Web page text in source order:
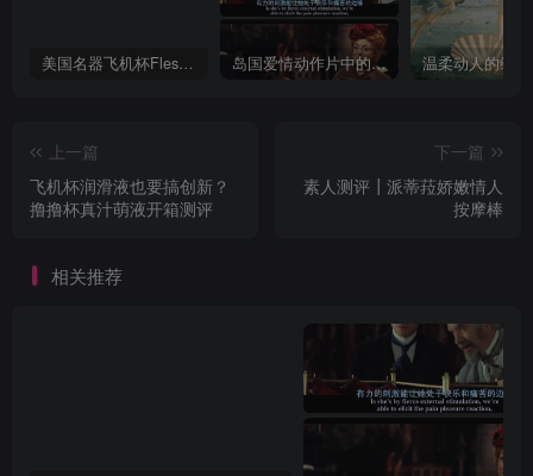
美国名器飞机杯Fleshlight 【Quickshot-Vantage 双头飞机杯】完全评测 岛国爱情动作片中的AV棒到底有多猛？成人用品震动棒的发展史！
上一篇
飞机杯润滑液也要搞创新？
撸撸杯真汁萌液开箱测评
下一篇
素人测评┃派蒂菈娇嫩情人
按摩棒
相关推荐